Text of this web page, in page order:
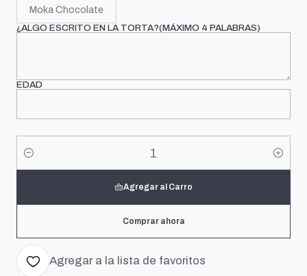
Moka Chocolate
¿ALGO ESCRITO EN LA TORTA?(MÁXIMO 4 PALABRAS)
EDAD
Cantidad
Agregar al Carro
Comprar ahora
Agregar a la lista de favoritos